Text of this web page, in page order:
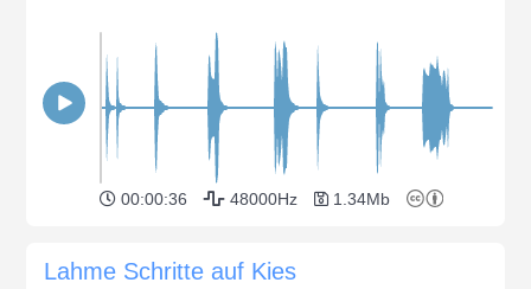
00:00:36 48000Hz 1.34Mb
Lahme Schritte auf Kies